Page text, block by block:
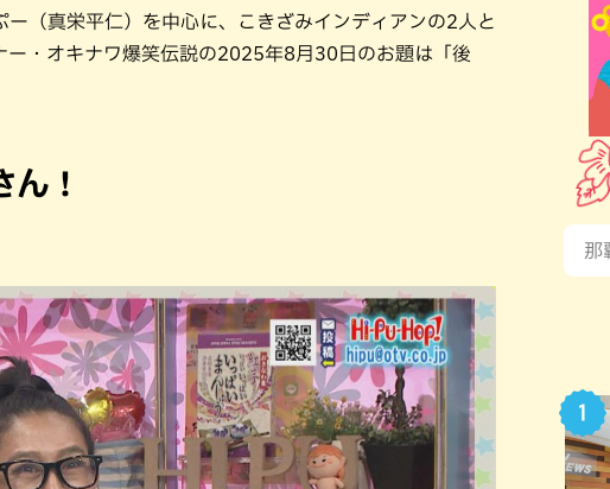
（真栄平仁）を中心に、こきざみインディアンの2人と
ー・オキナワ爆笑伝説の2025年8月30日のお題は「後
！